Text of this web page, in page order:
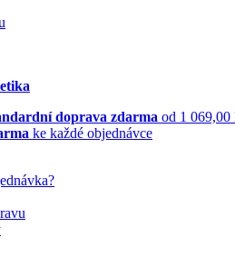
doprava zdarma od 1 069,00
ke každé objednávce